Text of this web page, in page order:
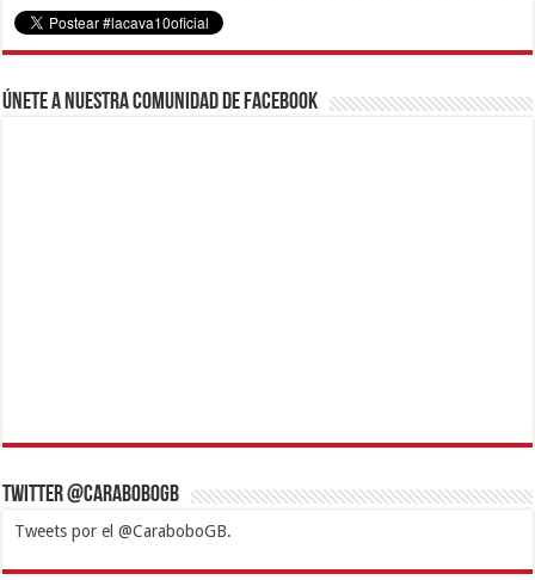
Únete a nuestra comunidad de Facebook
Twitter @CaraboboGB
Tweets por el @CaraboboGB.
1xbetBetturkeyBetistKralbetSupertotobetTipobetMatadorbetMariobet
https://mvbcasino.com/